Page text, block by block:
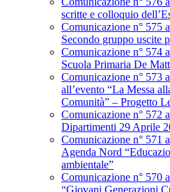
scritte e colloquio
Comunicazione n° 575
Secondo gruppo uscite
Comunicazione n° 574
Scuola Primaria De
Comunicazione n° 573
all’evento “La Messa
Comunità” – Progetto
Comunicazione n° 572
Dipartimenti 29 Aprile
Comunicazione n° 571
Agenda Nord
ambientale”
Comunicazione n° 570